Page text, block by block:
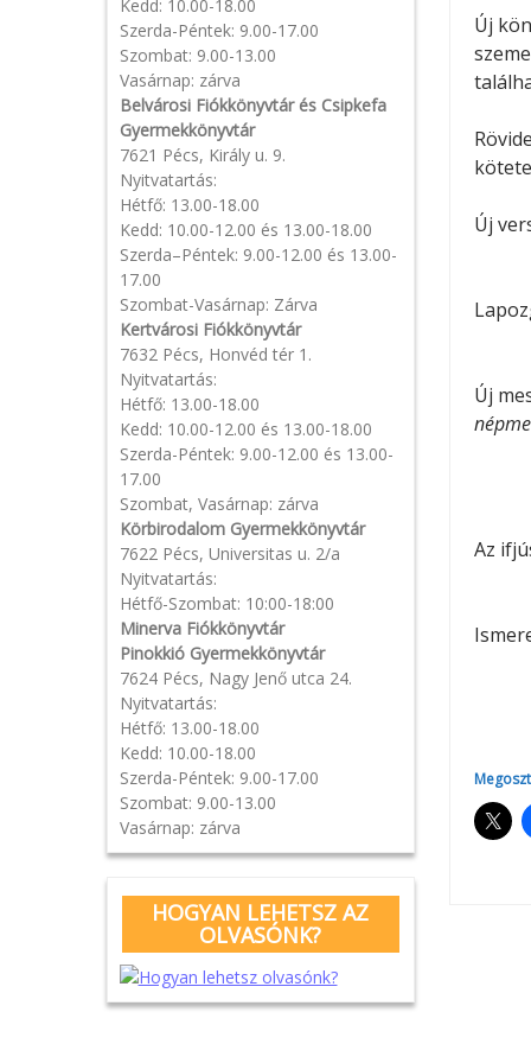
Kedd: 10.00-18.00
Szerda-Péntek: 9.00-17.00
Szombat: 9.00-13.00
Vasárnap: zárva
Belvárosi Fiókkönyvtár és Csipkefa
Gyermekkönyvtár
7621 Pécs, Király u. 9.
Nyitvatartás:
Hétfő: 13.00-18.00
Kedd: 10.00-12.00 és 13.00-18.00
Szerda–Péntek: 9.00-12.00 és 13.00-
17.00
Szombat-Vasárnap: Zárva
Kertvárosi Fiókkönyvtár
7632 Pécs, Honvéd tér 1.
Nyitvatartás:
Hétfő: 13.00-18.00
Kedd: 10.00-12.00 és 13.00-18.00
Szerda-Péntek: 9.00-12.00 és 13.00-
17.00
Szombat, Vasárnap: zárva
Körbirodalom Gyermekkönyvtár
7622 Pécs, Universitas u. 2/a
Nyitvatartás:
Hétfő-Szombat: 10:00-18:00
Minerva Fiókkönyvtár
Pinokkió Gyermekkönyvtár
7624 Pécs, Nagy Jenő utca 24.
Nyitvatartás:
Hétfő: 13.00-18.00
Kedd: 10.00-18.00
Szerda-Péntek: 9.00-17.00
Szombat: 9.00-13.00
Vasárnap: zárva
HOGYAN LEHETSZ AZ
OLVASÓNK?
Új
Új
Új
Az